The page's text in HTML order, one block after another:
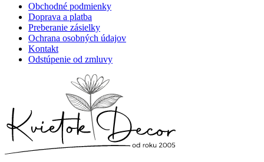
Obchodné podmienky
Doprava a platba
Preberanie zásielky
Ochrana osobných údajov
Kontakt
Odstúpenie od zmluvy